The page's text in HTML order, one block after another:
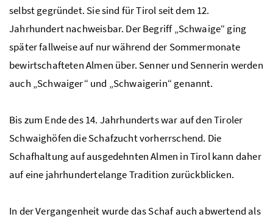
selbst gegründet. Sie sind für Tirol seit dem 12.
Jahrhundert nachweisbar. Der Begriff „Schwaige“ ging
später fallweise auf nur während der Sommermonate
bewirtschafteten Almen über. Senner und Sennerin werden
auch „Schwaiger“ und „Schwaigerin“ genannt.
Bis zum Ende des 14. Jahrhunderts war auf den Tiroler
Schwaighöfen die Schafzucht vorherrschend. Die
Schafhaltung auf ausgedehnten Almen in Tirol kann daher
auf eine jahrhundertelange Tradition zurückblicken.
In der Vergangenheit wurde das Schaf auch abwertend als